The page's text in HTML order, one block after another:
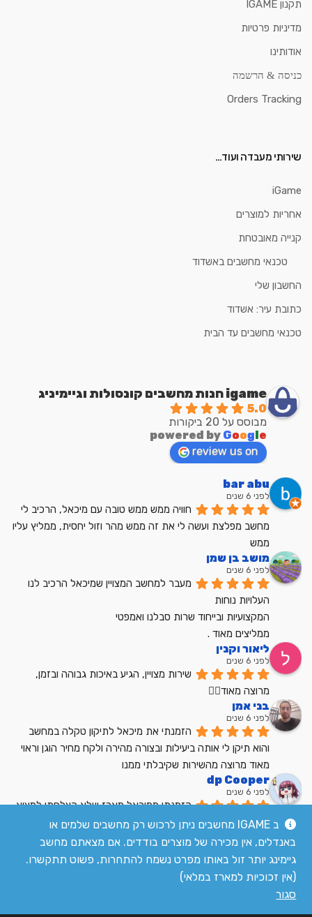
תקנון IGAME
מדיניות פרטיות
אודותינו
כניסה & הרשמה
Orders Tracking
שירותי מעבדה ועוד…
iGame
אחריות למוצרים
קנייה מאובטחת
טכנאי מחשבים באשדוד
החשבון שלי
כתובת עיר: אשדוד
טכנאי מחשבים עד הבית
igame חנות מחשבים קונסולות וגיימיניג
5.0
מבוסס על 20 ביקורות
powered by Goog e
review us on
bar abu
לפני 6 שנים
ממש
מושב בן שמן
לפני 6 שנים
מעבר למחשב המצויין שמיכאל הרכיב לנו
העלויות נוחות
המקצועיות ובייחוד שרות סבלנו ואמפטי
ממליצים מאוד .
ליאור וקנין
לפני 6 שנים
מרוצה מאוד👍🏼
בני אמן
לפני 6 שנים
מאוד מרוצה מהשירות שקיבלתי ממנו
dp Cooper
לפני 6 שנים
הזמנתי ממיכאל מארז שלא הצלחתי למצוא
בשום מקום אחר בארץ מחיר הוגן שירות מעולה
לקריאת כל הביקורות
ב IGAME מחשבים ניתן לרכוש רק מחשבים שלמים או
באנדלים, אין מכירה של מוצרים בודדים. אם מצאתם מחשב
גיימינג יותר זול באותו מפרט נשמח להתחרות, פשוט תתקשרו.
(אין זכוכיות למארז במלאי)
סגור